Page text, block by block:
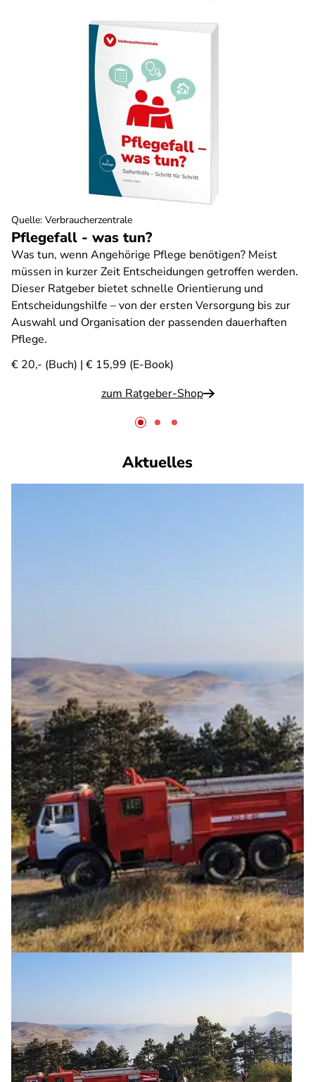
Pflegefall - was tun?
Was tun, wenn Angehörige Pflege benötigen? Meist
müssen in kurzer Zeit Entscheidungen getroffen werden.
Dieser Ratgeber bietet schnelle Orientierung und
Entscheidungshilfe – von der ersten Versorgung bis zur
Auswahl und Organisation der passenden dauerhaften
Pflege.
€ 20,- (Buch) | € 15,99 (E-Book)
zum Ratgeber-Shop
Quelle: Verbraucherzentrale
Aktuelles